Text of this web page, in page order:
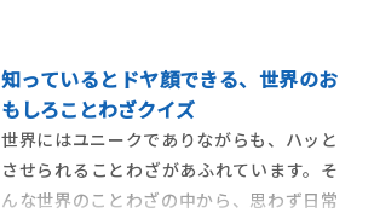
知っているとドヤ顔できる、世界のお
もしろことわざクイズ
世界にはユニークでありながらも、ハッと
させられることわざがあふれています。そ
んな世界のことわざの中から、思わず日常